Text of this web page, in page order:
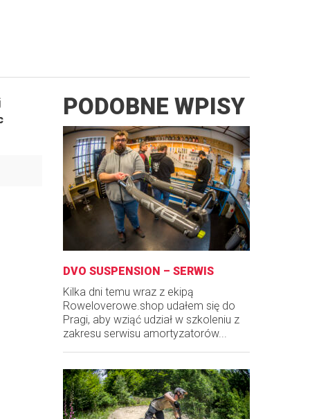
PODOBNE WPISY
DVO SUSPENSION – SERWIS
Kilka dni temu wraz z ekipą
Roweloverowe.shop udałem się do
Pragi, aby wziąć udział w szkoleniu z
zakresu serwisu amortyzatorów...